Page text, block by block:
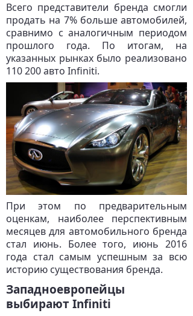
Всего представители бренда смогли
продать на 7% больше автомобилей,
сравнимо с аналогичным периодом
прошлого года. По итогам, на
указанных рынках было реализовано
110 200 авто Infiniti.
При этом по предварительным
оценкам, наиболее перспективным
месяцев для автомобильного бренда
стал июнь. Более того, июнь 2016
года стал самым успешным за всю
историю существования бренда.
Западноевропейцы
выбирают Infiniti